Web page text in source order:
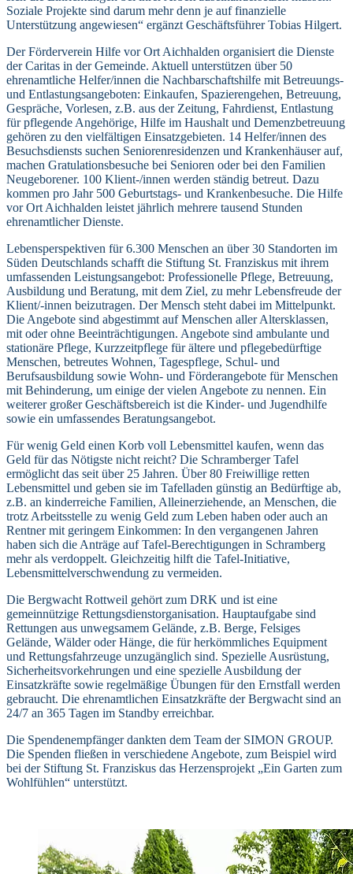
Soziale Projekte sind darum mehr denn je auf finanzielle
Unterstützung angewiesen“ ergänzt Geschäftsführer Tobias Hilgert.
Der Förderverein Hilfe vor Ort Aichhalden organisiert die Dienste
der Caritas in der Gemeinde. Aktuell unterstützen über 50
ehrenamtliche Helfer/innen die Nachbarschaftshilfe mit Betreuungs-
und Entlastungsangeboten: Einkaufen, Spazierengehen, Betreuung,
Gespräche, Vorlesen, z.B. aus der Zeitung, Fahrdienst, Entlastung
für pflegende Angehörige, Hilfe im Haushalt und Demenzbetreuung
gehören zu den vielfältigen Einsatzgebieten. 14 Helfer/innen des
Besuchsdiensts suchen Seniorenresidenzen und Krankenhäuser auf,
machen Gratulationsbesuche bei Senioren oder bei den Familien
Neugeborener. 100 Klient-/innen werden ständig betreut. Dazu
kommen pro Jahr 500 Geburtstags- und Krankenbesuche. Die Hilfe
vor Ort Aichhalden leistet jährlich mehrere tausend Stunden
ehrenamtlicher Dienste.
Lebensperspektiven für 6.300 Menschen an über 30 Standorten im
Süden Deutschlands schafft die Stiftung St. Franziskus mit ihrem
umfassenden Leistungsangebot: Professionelle Pflege, Betreuung,
Ausbildung und Beratung, mit dem Ziel, zu mehr Lebensfreude der
Klient/-innen beizutragen. Der Mensch steht dabei im Mittelpunkt.
Die Angebote sind abgestimmt auf Menschen aller Altersklassen,
mit oder ohne Beeinträchtigungen. Angebote sind ambulante und
stationäre Pflege, Kurzzeitpflege für ältere und pflegebedürftige
Menschen, betreutes Wohnen, Tagespflege, Schul- und
Berufsausbildung sowie Wohn- und Förderangebote für Menschen
mit Behinderung, um einige der vielen Angebote zu nennen. Ein
weiterer großer Geschäftsbereich ist die Kinder- und Jugendhilfe
sowie ein umfassendes Beratungsangebot.
Für wenig Geld einen Korb voll Lebensmittel kaufen, wenn das
Geld für das Nötigste nicht reicht? Die Schramberger Tafel
ermöglicht das seit über 25 Jahren. Über 80 Freiwillige retten
Lebensmittel und geben sie im Tafelladen günstig an Bedürftige ab,
z.B. an kinderreiche Familien, Alleinerziehende, an Menschen, die
trotz Arbeitsstelle zu wenig Geld zum Leben haben oder auch an
Rentner mit geringem Einkommen: In den vergangenen Jahren
haben sich die Anträge auf Tafel-Berechtigungen in Schramberg
mehr als verdoppelt. Gleichzeitig hilft die Tafel-Initiative,
Lebensmittelverschwendung zu vermeiden.
Die Bergwacht Rottweil gehört zum DRK und ist eine
gemeinnützige Rettungsdienstorganisation. Hauptaufgabe sind
Rettungen aus unwegsamem Gelände, z.B. Berge, Felsiges
Gelände, Wälder oder Hänge, die für herkömmliches Equipment
und Rettungsfahrzeuge unzugänglich sind. Spezielle Ausrüstung,
Sicherheitsvorkehrungen und eine spezielle Ausbildung der
Einsatzkräfte sowie regelmäßige Übungen für den Ernstfall werden
gebraucht. Die ehrenamtlichen Einsatzkräfte der Bergwacht sind an
24/7 an 365 Tagen im Standby erreichbar.
Die Spendenempfänger dankten dem Team der SIMON GROUP.
Die Spenden fließen in verschiedene Angebote, zum Beispiel wird
bei der Stiftung St. Franziskus das Herzensprojekt „Ein Garten zum
Wohlfühlen“ unterstützt.